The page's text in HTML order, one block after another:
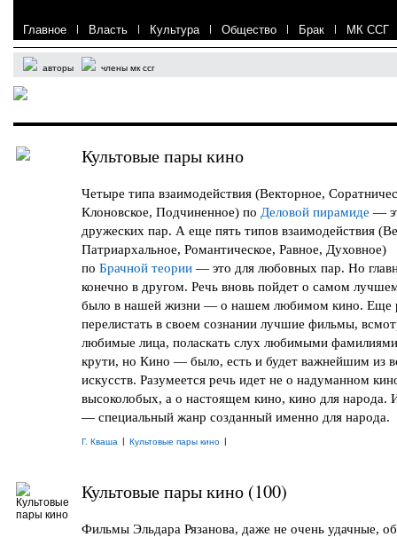
Главное | Власть | Культура | Общество | Брак | МК ССГ
авторы члены мк ссг
Культовые пары кино
Четыре типа взаимодействия (Векторное,
Клоновское, Подчиненное) по Деловой пирамиде —
дружеских пар. А еще пять типов взаимодействия
Патриархальное, Романтическое, Равное, Духовное)
по Брачной теории — это для любовных пар. Но
конечно в другом. Речь вновь пойдет о самом
было в нашей жизни — о нашем любимом кино. Еще
перелистать в своем сознании лучшие фильмы,
любимые лица, поласкать слух любимыми
крути, но Кино — было, есть и будет важнейшим из
искусств. Разумеется речь идет не о надуманном
высоколобых, а о настоящем кино, кино для народа.
— специальный жанр созданный именно для народа.
Г. Кваша | Культовые пары кино |
Культовые пары кино (100)
Фильмы Эльдара Рязанова, даже не очень удачные,